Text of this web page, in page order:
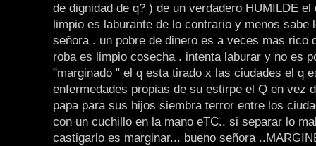
de dignidad de q? ) de un verdadero HUMILDE el
limpio es laburante de lo contrario y menos sabe
señora . un pobre de dinero es a veces mas rico
roba es limpio cosecha . intenta laburar y no es
"marginado " el q esta tirado x las ciudades el q
enfermedades propias de su estirpe el Q en vez
papa para sus hijos siembra terror entre los
con un cuchillo en la mano eTC.. si separar lo
castigarlo es marginar... bueno señora